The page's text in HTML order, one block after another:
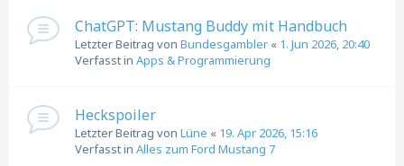
ChatGPT: Mustang Buddy mit Handbuch
Letzter Beitrag von Bundesgambler « 1. Jun 2026, 20:40
Verfasst in Apps & Programmierung
Heckspoiler
Letzter Beitrag von Lüne « 19. Apr 2026, 15:16
Verfasst in Alles zum Ford Mustang 7